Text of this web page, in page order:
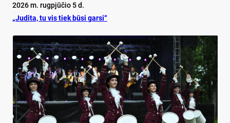
2026 m. rugpjūčio 5 d.
„Judita, tu vis tiek būsi garsi“